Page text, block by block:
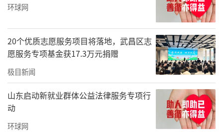
环球网
20个优质志愿服务项目将落地，武昌区志
愿服务专项基金获17.3万元捐赠
极目新闻
山东启动新就业群体公益法律服务专项行
动
环球网